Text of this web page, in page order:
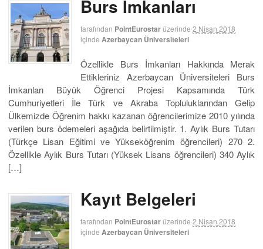
Burs İmkanları
tarafından PointEurostarüzerinde 2 Nisan 2018
içinde Azerbaycan Üniversiteleri
Özellikle Burs İmkanları Hakkında Merak
Ettikleriniz Azerbaycan Üniversiteleri Burs
İmkanları Büyük Öğrenci Projesi Kapsamında Türk
Cumhuriyetleri İle Türk ve Akraba Topluluklarından Gelip
Ülkemizde Öğrenim hakkı kazanan öğrencilerimize 2010 yılında
verilen burs ödemeleri aşağıda belirtilmiştir. 1. Aylık Burs Tutarı
(Türkçe Lisan Eğitimi ve Yükseköğrenim öğrencileri) 270 2.
Özellikle Aylık Burs Tutarı (Yüksek Lisans öğrencileri) 340 Aylık
[…]
Kayıt Belgeleri
tarafından PointEurostarüzerinde 2 Nisan 2018
içinde Azerbaycan Üniversiteleri